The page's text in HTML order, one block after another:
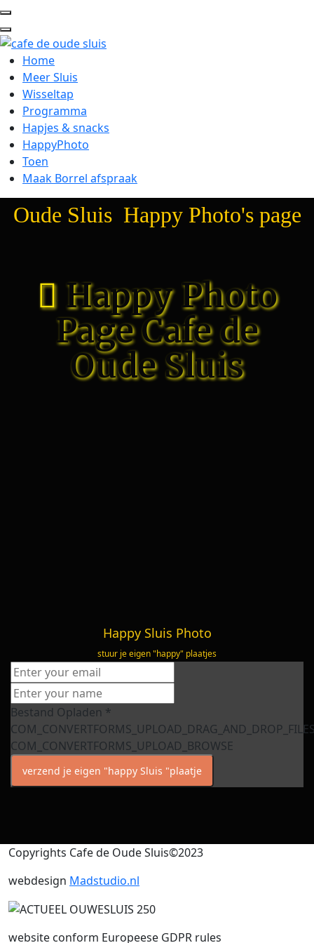
Home
Meer Sluis
Wisseltap
Programma
Hapjes & snacks
HappyPhoto
Toen
Maak Borrel afspraak
Oude Sluis Happy Photo's page
Happy Photo
Page Cafe de
Oude Sluis
Happy Sluis Photo
stuur je eigen "happy" plaatjes
Bestand Opladen *
COM_CONVERTFORMS_UPLOAD_BROWSE
verzend je eigen "happy Sluis "plaatje
Copyrights Cafe de Oude Sluis©2023
webdesign Madstudio.nl
website conform Europeese GDPR rules